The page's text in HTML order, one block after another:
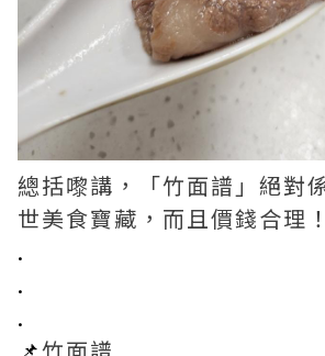
總括嚟講，「竹面譜」絕對
世美食寶藏，而且價錢合理
.
.
.